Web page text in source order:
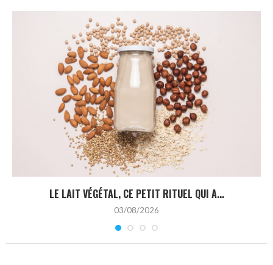
LE LAIT VÉGÉTAL, CE PETIT RITUEL QUI A...
03/08/2026